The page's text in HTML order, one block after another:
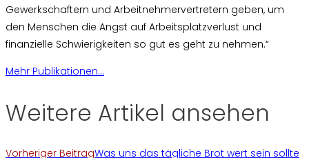
Gewerkschaftern und Arbeitnehmervertretern geben, um
den Menschen die Angst auf Arbeitsplatzverlust und
finanzielle Schwierigkeiten so gut es geht zu nehmen.“
Mehr Publikationen...
Weitere Artikel ansehen
Vorheriger BeitragWas uns das tägliche Brot wert sein sollte